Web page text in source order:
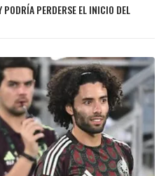
PODRÍA PERDERSE EL INICIO DEL